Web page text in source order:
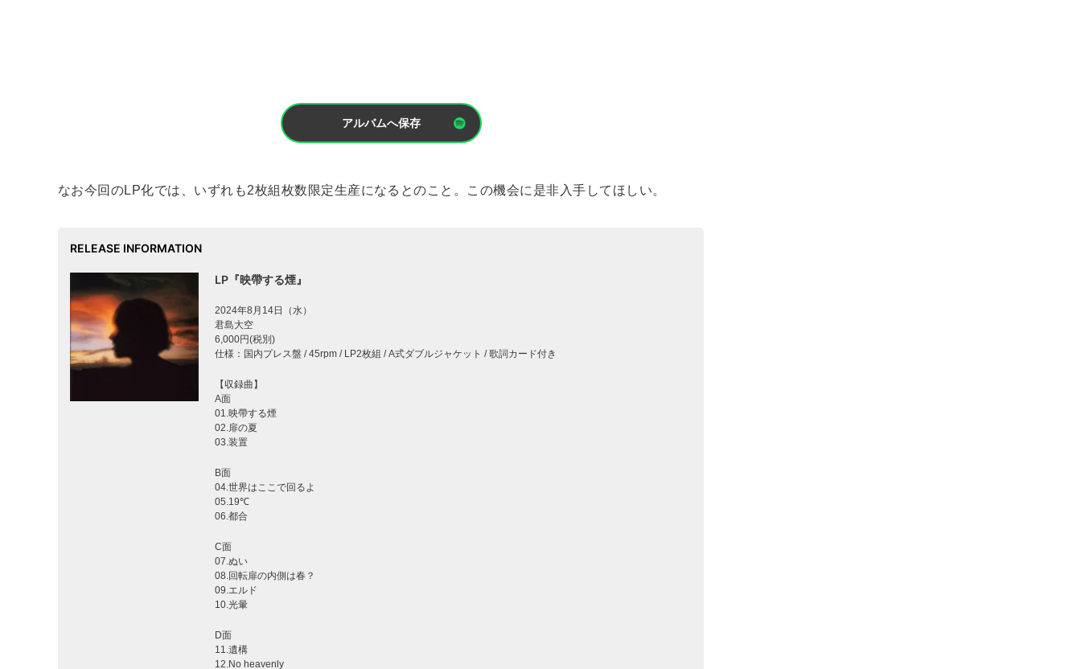
アルバムへ保存
なお今回のLP化では、いずれも2枚組枚数限定生産になるとのこと。この機会に是非入手してほしい。
RELEASE INFORMATION
LP『映帶する煙』
2024年8月14日（水）
君島大空
6,000円(税別)
仕様：国内プレス盤 / 45rpm / LP2枚組 / A式ダブルジャケット / 歌詞カード付き
【収録曲】
A面
01.映帶する煙
02.扉の夏
03.装置
B面
04.世界はここで回るよ
05.19℃
06.都合
C面
07.ぬい
08.回転扉の内側は春？
09.エルド
10.光暈
D面
11.遺構
12.No heavenly